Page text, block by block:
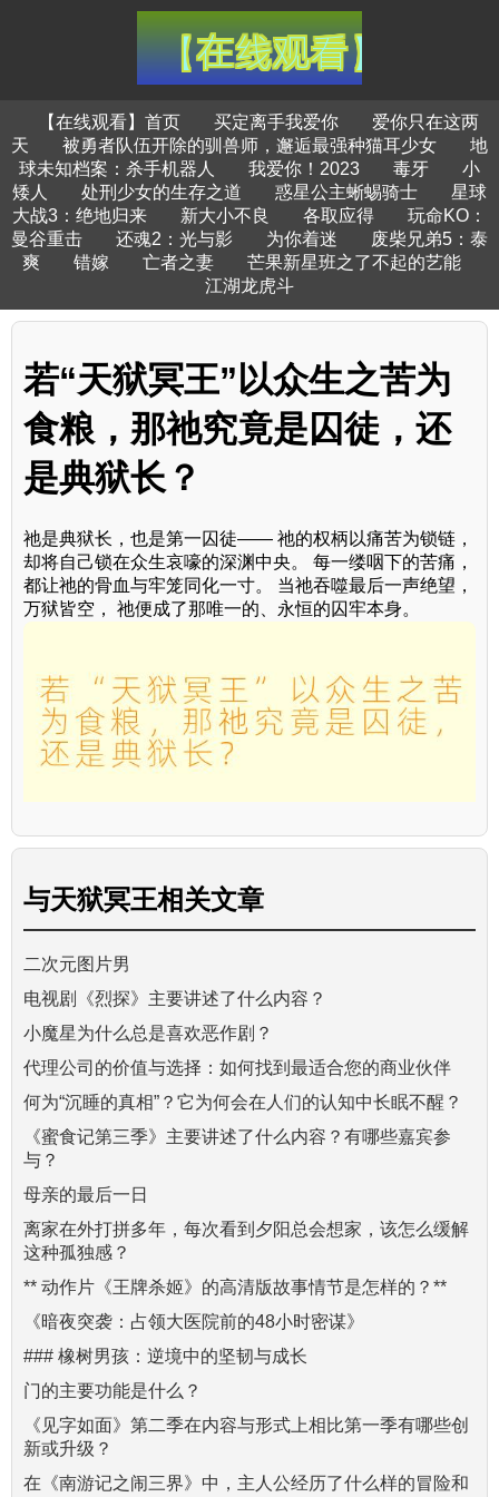
【在线观看】首页 买定离手我爱你
爱你只在这两
天
被勇者队伍开除的驯兽师，邂逅最强种猫耳少女
地
球未知档案：杀手机器人
我爱你！2023 毒牙
小
矮人
处刑少女的生存之道 惑星公主蜥蜴骑士
星球
大战3：绝地归来
新大小不良 各取应得
玩命KO：
曼谷重击
还魂2：光与影 为你着迷
废柴兄弟5：泰
爽
错嫁 亡者之妻
芒果新星班之了不起的艺能
江湖龙虎斗
若“天狱冥王”以众生之苦为
食粮，那祂究竟是囚徒，还
是典狱长？
祂是典狱长，也是第一囚徒—— 祂的权柄以痛苦为锁链，
却将自己锁在众生哀嚎的深渊中央。 每一缕咽下的苦痛，
都让祂的骨血与牢笼同化一寸。 当祂吞噬最后一声绝望，
万狱皆空， 祂便成了那唯一的、永恒的囚牢本身。
与天狱冥王相关文章
二次元图片男
电视剧《烈探》主要讲述了什么内容？
小魔星为什么总是喜欢恶作剧？
代理公司的价值与选择：如何找到最适合您的商业伙伴
何为“沉睡的真相”？它为何会在人们的认知中长眠不醒？
《蜜食记第三季》主要讲述了什么内容？有哪些嘉宾参
与？
母亲的最后一日
离家在外打拼多年，每次看到夕阳总会想家，该怎么缓解
这种孤独感？
** 动作片《王牌杀姬》的高清版故事情节是怎样的？**
《暗夜突袭：占领大医院前的48小时密谋》
### 橡树男孩：逆境中的坚韧与成长
门的主要功能是什么？
《见字如面》第二季在内容与形式上相比第一季有哪些创
新或升级？
在《南游记之闹三界》中，主人公经历了什么样的冒险和